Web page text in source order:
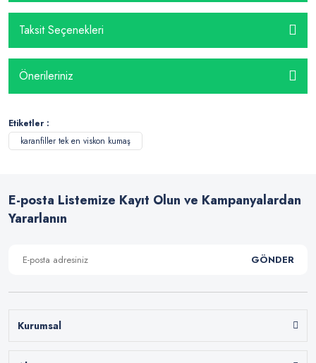
Taksit Seçenekleri
Önerileriniz
Etiketler :
karanfiller tek en viskon kumaş
E-posta Listemize Kayıt Olun ve Kampanyalardan
Yararlanın
GÖNDER
Kurumsal